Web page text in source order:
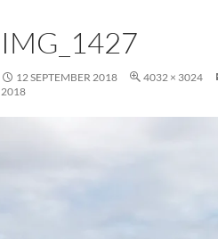
IMG_1427
12 SEPTEMBER 2018 4032 × 3024
2018